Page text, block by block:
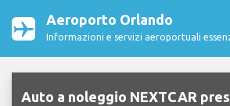
Aeroporto Orlando
Informazioni e servizi aeroportuali
Auto a noleggio NEXTCAR